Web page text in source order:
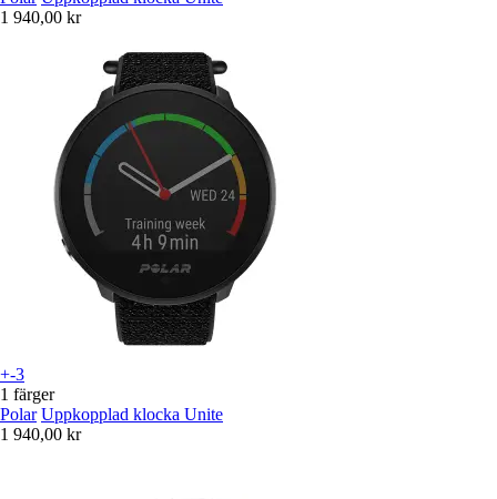
1 940,00 kr
+-3
1 färger
Polar Uppkopplad klocka Unite
1 940,00 kr